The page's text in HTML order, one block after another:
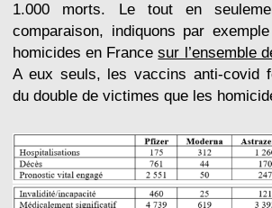
1.000 morts. Le tout en
comparaison, indiquons par
homicides en Francesur l’ensemble
A eux seuls, les vaccins anti-covid
du double de victimes que les